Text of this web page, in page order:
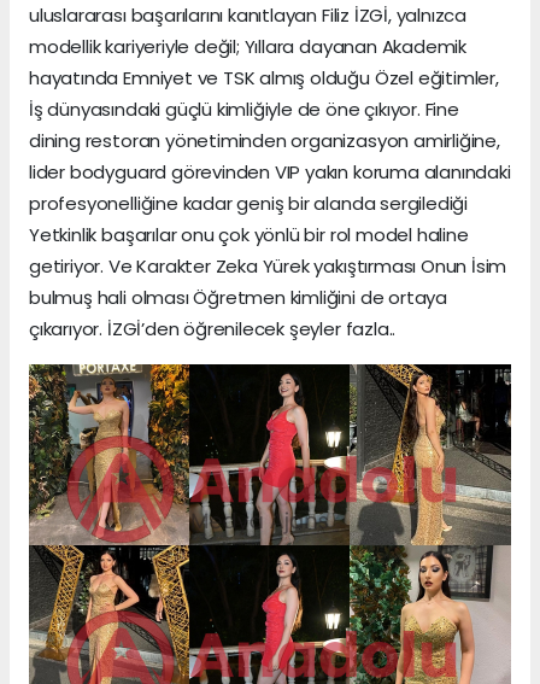
uluslararası başarılarını kanıtlayan Filiz İZGİ, yalnızca
modellik kariyeriyle değil; Yıllara dayanan Akademik
hayatında Emniyet ve TSK almış olduğu Özel eğitimler,
İş dünyasındaki güçlü kimliğiyle de öne çıkıyor. Fine
dining restoran yönetiminden organizasyon amirliğine,
lider bodyguard görevinden VIP yakın koruma alanındaki
profesyonelliğine kadar geniş bir alanda sergilediği
Yetkinlik başarılar onu çok yönlü bir rol model haline
getiriyor. Ve Karakter Zeka Yürek yakıştırması Onun İsim
bulmuş hali olması Öğretmen kimliğini de ortaya
çıkarıyor. İZGİ’den öğrenilecek şeyler fazla..